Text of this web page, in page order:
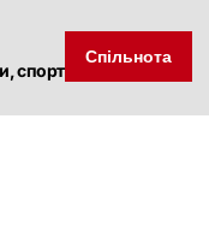
спорт
Спільнота